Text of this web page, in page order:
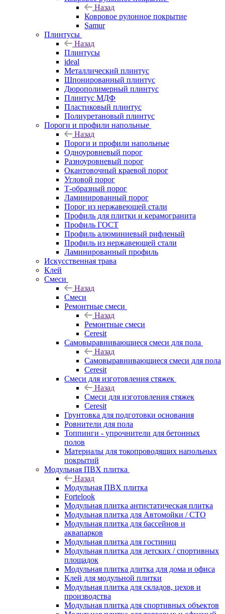
Назад
Ковровое рулонное покрытие
Samur
Плинтусы
Назад
Плинтусы
ideal
Металлический плинтус
Шпонированный плинтус
Дюрополимерный плинтус
Плинтус МДФ
Пластиковый плинтус
Полиуретановый плинтус
Пороги и профили напольные
Назад
Пороги и профили напольные
Одноуровневый порог
Разноуровневый порог
Окантовочный краевой порог
Угловой порог
Т-образный порог
Ламинированный порог
Порог из нержавеющей стали
Профиль для плитки и керамогранита
Профиль ГОСТ
Профиль алюминиевый рифленый
Профиль из нержавеющей стали
Ламинированный профиль
Искусственная трава
Клей
Смеси
Назад
Смеси
Ремонтные смеси
Назад
Ремонтные смеси
Ceresit
Самовыравнивающиеся смеси для пола
Назад
Самовыравнивающиеся смеси для пола
Ceresit
Смеси для изготовления стяжек
Назад
Смеси для изготовления стяжек
Ceresit
Грунтовка для подготовки основания
Ровнители для пола
Топпинги - упрочнители для бетонных
полов
Материалы для токопроводящих напольных
покрытий
Модульная ПВХ плитка
Назад
Модульная ПВХ плитка
Fortelook
Модульная плитка антистатическая плитка
Модульная плитка для Автомойки / СТО
Модульная плитка для бассейнов и
аквапарков
Модульная плитка для гостиниц
Модульная плитка для детских / спортивных
площадок
Модульная плитка длитка для дома и офиса
Клей для модульной плитки
Модульная плитка для складов, цехов и
производства
Модульная плитка для спортивных объектов